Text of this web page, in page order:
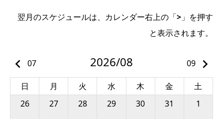
翌月のスケジュールは、カレンダー右上の「> 」を押す
と表示されます。
keyboard_arrow_left 07 2026/08 09 keyboard_arrow_right
日 月 火 水 木 金
土
26
27 28 29 30 31 1